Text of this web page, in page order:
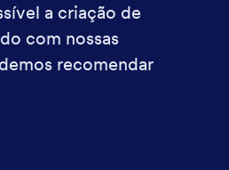
a criação de
com nossas
recomendar